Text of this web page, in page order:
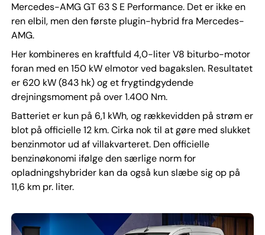
Mercedes-AMG GT 63 S E Performance. Det er ikke en
ren elbil, men den første plugin-hybrid fra Mercedes-
AMG.
Her kombineres en kraftfuld 4,0-liter V8 biturbo-motor
foran med en 150 kW elmotor ved bagakslen. Resultatet
er 620 kW (843 hk) og et frygtindgydende
drejningsmoment på over 1.400 Nm.
Batteriet er kun på 6,1 kWh, og rækkevidden på strøm er
blot på officielle 12 km. Cirka nok til at gøre med slukket
benzinmotor ud af villakvarteret. Den officielle
benzinøkonomi ifølge den særlige norm for
opladningshybrider kan da også kun slæbe sig op på
11,6 km pr. liter.